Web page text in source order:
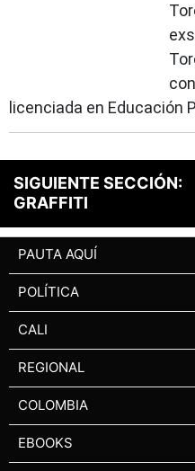
licenciada en Educación
SIGUIENTE SECCIÓN:
GRAFFITI
PAUTA AQUÍ
POLÍTICA
CALI
REGIONAL
COLOMBIA
EBOOKS